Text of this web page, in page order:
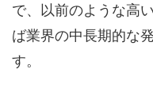
で、以前のような高
ば業界の中長期的な
す。